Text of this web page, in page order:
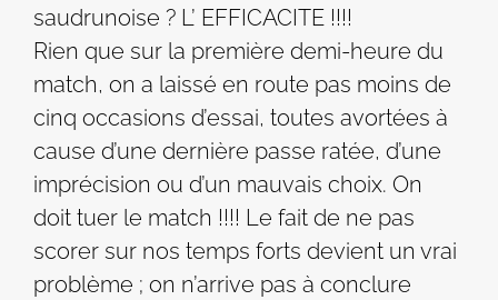
saudrunoise ? L’ EFFICACITE !!!!
Rien que sur la première demi-heure du
match, on a laissé en route pas moins de
cinq occasions d’essai, toutes avortées à
cause d’une dernière passe ratée, d’une
imprécision ou d’un mauvais choix. On
doit tuer le match !!!! Le fait de ne pas
scorer sur nos temps forts devient un vrai
problème ; on n’arrive pas à conclure